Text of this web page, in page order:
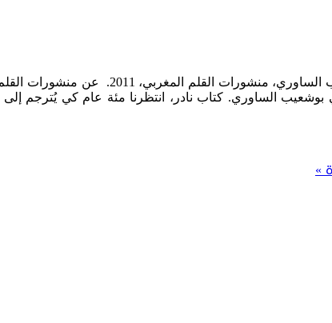
المغربي بوشعيب الساوري. كتاب نادر، انتظرنا مئة عام كي
»